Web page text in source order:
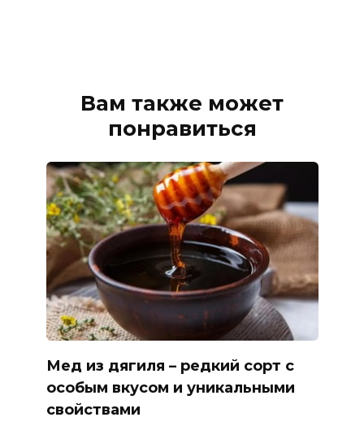
Вам также может
понравиться
Мед из дягиля – редкий сорт с
особым вкусом и уникальными
свойствами